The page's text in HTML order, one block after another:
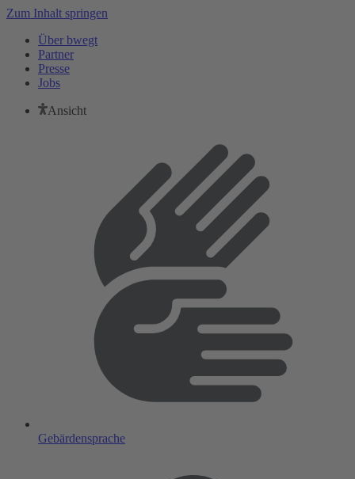
Zum Inhalt springen
Über bwegt
Partner
Presse
Jobs
Ansicht
Gebärdensprache